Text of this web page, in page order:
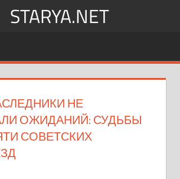
STARYA.NET
НЕ
ОЖИДАНИЙ: СУДЬБЫ
СОВЕТСКИХ